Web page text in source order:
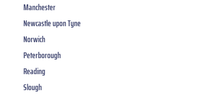
Manchester
Newcastle upon Tyne
Norwich
Peterborough
Reading
Slough